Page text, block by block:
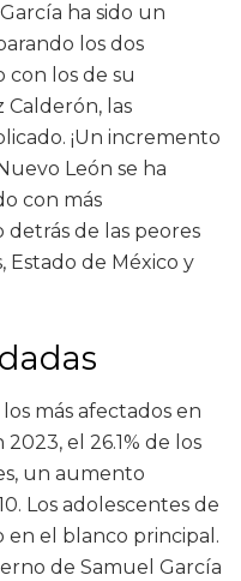
ha sido un
los dos
con los de su
Calderón, las
¡Un incremento
León se ha
con más
detrás de las peores
Estado de México y
más afectados en
el 26.1% de los
un aumento
Los adolescentes de
en el blanco principal.
de Samuel García